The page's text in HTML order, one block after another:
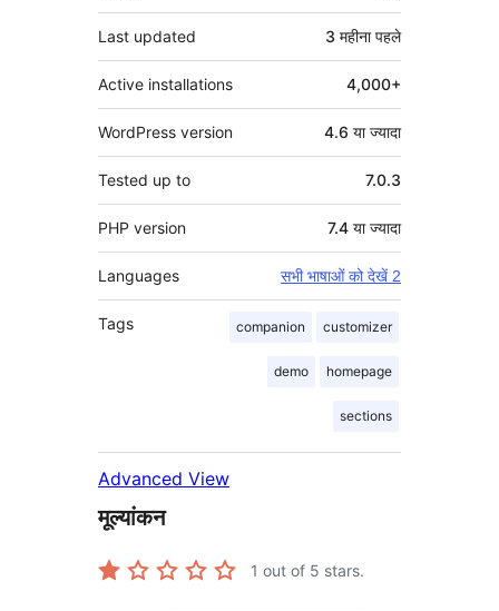
Last updated 3 महीनापहले
Active installations 4,000+
WordPress version 4.6 या ज्यादा
Tested up to 7.0.3
PHP version 7.4 या ज्यादा
Languages सभी भाषाओं को देखें 2
Tags companion customizer
demo homepage
sections
Advanced View
मूल्यांकन
1 out of 5 stars.